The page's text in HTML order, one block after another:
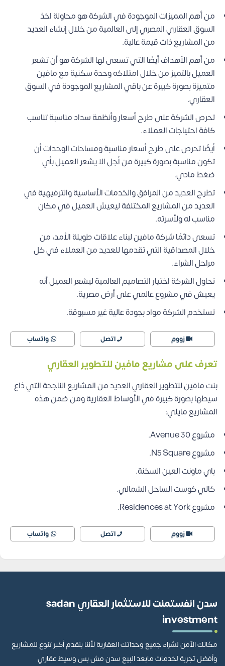
من أهم المميزات الموجودة في الشركة هو محاولة اخذ
السوق العقاري المصري إلى العالمية من خلال إنشاء العديد
من المشاريع ذات قيمة عالية.
من أهم الأهداف أيضًا التي تسعى لها الشركة هو أن تشعر
العميل بالتميز من خلال امتلاكه وحدة سكنية مع مافين
متميزة بصورة كبيرة عن باقي المشاريع الموجودة في السوق
العقاري.
تحرص الشركة على طرح أسعار وأنظمة سداد مناسبة تناسب
كافة احتياجات العملاء.
أيضًا تحرص على طرح أسعار مناسبة ومساحات الوحدات أن
تكون مناسبة بصورة كبيرة من أجل الا يشعر العميل بأي
ضغط مادي.
تطرح العديد من المرافق والخدمات الأساسية والترفيهية في
العديد من المشاريع المختلفة ليعيش العميل في مكان
مناسب له ولأسرته.
تسعى دائمًا شركة مافين لبناء علاقات طويلة الأمد، من
خلال المصداقية التي تقدمها للعديد من العملاء في كل
مراحل الشراء.
تحاول الشركة اختيار التصاميم العالمية ليشعر العميل أنه
يعيش في مشروع عالمي على أرض مصرية.
تستخدم الشركة مواد بجودة عالية غير مسبوقة.
زووم اتصل واتساب
تعرف على مشاريع مافين للتطوير العقاري
بنت مافين للتطوير العقاري العديد من المشاريع الناجحة التي ذاع
سيطها بصورة كبيرة في الأوساط العقارية ومن ضمن هذه
المشاريع مايلي:
مشروع Avenue 30.
مشروع N5 Square.
باي ماونت العين السخنة.
كالي كوست الساحل الشمالي.
مشروع Residences at York.
زووم اتصل واتساب
سدن انفستمنت للاستثمار العقاري sadan
investment
مكانك الآمن لشراء جميع وحداتك العقارية لأننا بنقدم أكبر تنوع للمشاريع
وأفضل تجربة لخدمات مابعد البيع سدن مش بس وسيط عقاري